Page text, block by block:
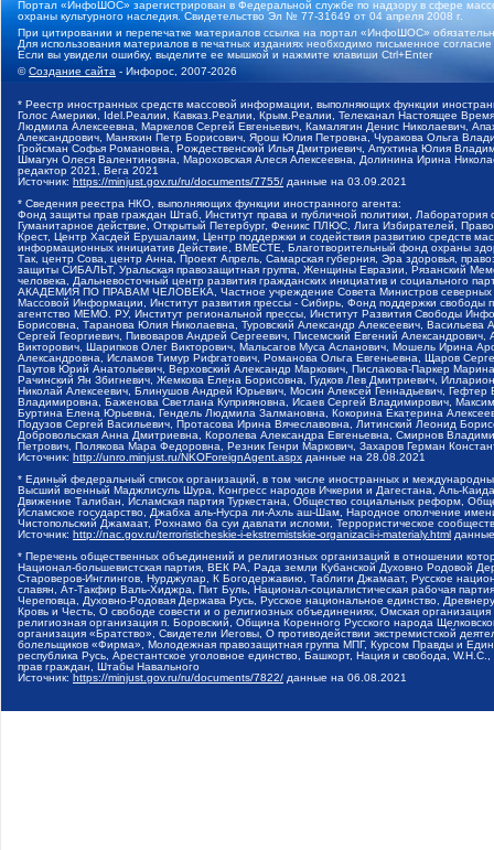
Портал «ИнфоШОС» зарегистрирован в Федеральной службе по надзору в сфере
охраны культурного наследия. Свидетельство Эл № 77-31649 от 04 апреля 2008 г.
При цитировании и перепечатке материалов ссылка на портал «ИнфоШОС»
Для использования материалов в печатных изданиях необходимо письменное
Если вы увидели ошибку, выделите ее мышкой и нажмите клавиши Ctrl+Enter
©Создание сайта - Инфорос, 2007-2026
* Реестр иностранных средств массовой информации, выполняющих функции
Голос Америки, Idel.Реалии, Кавказ.Реалии, Крым.Реалии, Телеканал Настоящее
Людмила Алексеевна, Маркелов Сергей Евгеньевич, Камалягин Денис Николаевич,
Александрович, Маняхин Петр Борисович, Ярош Юлия Петровна, Чуракова Ольга
Гройсман Софья Романовна, Рождественский Илья Дмитриевич, Апухтина Юлия
Шмагун Олеся Валентиновна, Мароховская Алеся Алексеевна, Долинина Ирина
редактор 2021, Вега 2021
Источник: https://minjust.gov.ru/ru/documents/7755/ данные на 03.09.2021
* Сведения реестра НКО, выполняющих функции иностранного агента:
Фонд защиты прав граждан Штаб, Институт права и публичной политики,
Гуманитарное действие, Открытый Петербург, Феникс ПЛЮС, Лига Избирателей,
Крест, Центр Хасдей Ерушалаим, Центр поддержки и содействия развитию средств
информационных инициатив Действие, ВМЕСТЕ, Благотворительный фонд охраны
Так, центр Сова, центр Анна, Проект Апрель, Самарская губерния, Эра здоровья,
защиты СИБАЛЬТ, Уральская правозащитная группа, Женщины Евразии, Рязанский
человека, Дальневосточный центр развития гражданских инициатив и социального
АКАДЕМИЯ ПО ПРАВАМ ЧЕЛОВЕКА, Частное учреждение Совета Министров северных
Массовой Информации, Институт развития прессы - Сибирь, Фонд поддержки
агентство МЕМО. РУ, Институт региональной прессы, Институт Развития Свободы
Борисовна, Таранова Юлия Николаевна, Туровский Александр Алексеевич,
Сергей Георгиевич, Пивоваров Андрей Сергеевич, Писемский Евгений
Викторович, Шарипков Олег Викторович, Мальсагов Муса Асланович, Мошель Ирина
Александровна, Исламов Тимур Рифгатович, Романова Ольга Евгеньевна, Щаров
Паутов Юрий Анатольевич, Верховский Александр Маркович, Пислакова-Паркер
Рачинский Ян Збигневич, Жемкова Елена Борисовна, Гудков Лев Дмитриевич,
Николай Алексеевич, Блинушов Андрей Юрьевич, Мосин Алексей Геннадьевич,
Владимировна, Баженова Светлана Куприяновна, Исаев Сергей Владимирович,
Буртина Елена Юрьевна, Гендель Людмила Залмановна, Кокорина Екатерина
Подузов Сергей Васильевич, Протасова Ирина Вячеславовна, Литинский Леонид
Добровольская Анна Дмитриевна, Королева Александра Евгеньевна, Смирнов
Петрович, Полякова Мара Федоровна, Резник Генри Маркович, Захаров Герман
Источник: http://unro.minjust.ru/NKOForeignAgent.aspx данные на 28.08.2021
* Единый федеральный список организаций, в том числе иностранных и
Высший военный Маджлисуль Шура, Конгресс народов Ичкерии и Дагестана, Аль-
Движение Талибан, Исламская партия Туркестана, Общество социальных реформ,
Исламское государство, Джабха аль-Нусра ли-Ахль аш-Шам, Народное ополчение
Чистопольский Джамаат, Рохнамо ба суи давлати исломи, Террористическое
Источник: http://nac.gov.ru/terroristicheskie-i-ekstremistskie-organizacii-i-materialy.html
* Перечень общественных объединений и религиозных организаций в отношении
Национал-большевистская партия, ВЕК РА, Рада земли Кубанской Духовно Родовой
Староверов-Инглингов, Нурджулар, К Богодержавию, Таблиги Джамаат, Русское
славян, Ат-Такфир Валь-Хиджра, Пит Буль, Национал-социалистическая рабочая
Череповца, Духовно-Родовая Держава Русь, Русское национальное единство,
Кровь и Честь, О свободе совести и о религиозных объединениях, Омская
религиозная организация п. Боровский, Община Коренного Русского народа
организация «Братство», Свидетели Иеговы, О противодействии экстремистской
болельщиков «Фирма», Молодежная правозащитная группа МПГ, Курсом Правды и
республика Русь, Арестантское уголовное единство, Башкорт, Нация и свобода,
прав граждан, Штабы Навального
Источник: https://minjust.gov.ru/ru/documents/7822/ данные на 06.08.2021